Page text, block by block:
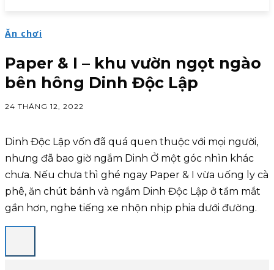
Ăn chơi
Paper & I – khu vườn ngọt ngào
bên hông Dinh Độc Lập
24 THÁNG 12, 2022
Dinh Độc Lập vốn đã quá quen thuộc với mọi người,
nhưng đã bao giờ ngắm Dinh Ở một góc nhìn khác
chưa. Nếu chưa thì ghé ngay Paper & I vừa uống ly cà
phê, ăn chút bánh và ngắm Dinh Độc Lập ở tầm mắt
gần hơn, nghe tiếng xe nhộn nhịp phia dưới đường.